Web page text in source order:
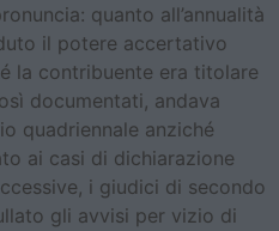
quanto all’annualità
il potere accertativo
la contribuente era titolare
documentati, andava
quadriennale anziché
ai casi di dichiarazione
i giudici di secondo
gli avvisi per vizio di